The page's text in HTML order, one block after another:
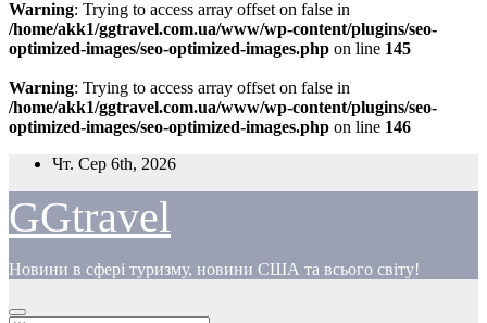
Warning: Trying to access array offset on false in
/home/akk1/ggtravel.com.ua/www/wp-content/plugins/seo-
optimized-images/seo-optimized-images.php on line 145
Warning: Trying to access array offset on false in
/home/akk1/ggtravel.com.ua/www/wp-content/plugins/seo-
optimized-images/seo-optimized-images.php on line 146
Перейти
вмісту
Чт. Сер 6th, 2026
GGtravel
Новини в сфері туризму, новини США та всього світу!